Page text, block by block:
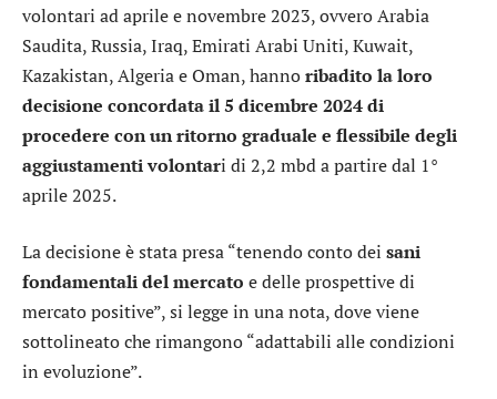
volontari ad aprile e novembre 2023, ovvero Arabia
Saudita, Russia, Iraq, Emirati Arabi Uniti, Kuwait,
Kazakistan, Algeria e Oman, hannoribadito la loro
decisione concordata il 5 dicembre 2024 di
procedere con un ritorno graduale e flessibile degli
aggiustamenti volontari di 2,2 mbd a partire dal 1°
aprile 2025.
La decisione è stata presa “tenendo conto dei sani
fondamentali del mercato e delle prospettive di
mercato positive”, si legge in una nota, dove viene
sottolineato che rimangono “adattabili alle condizioni
in evoluzione”.